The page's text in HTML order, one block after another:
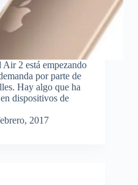
Air 2 está empezando
por parte de
Hay algo que ha
dispositivos de
2017